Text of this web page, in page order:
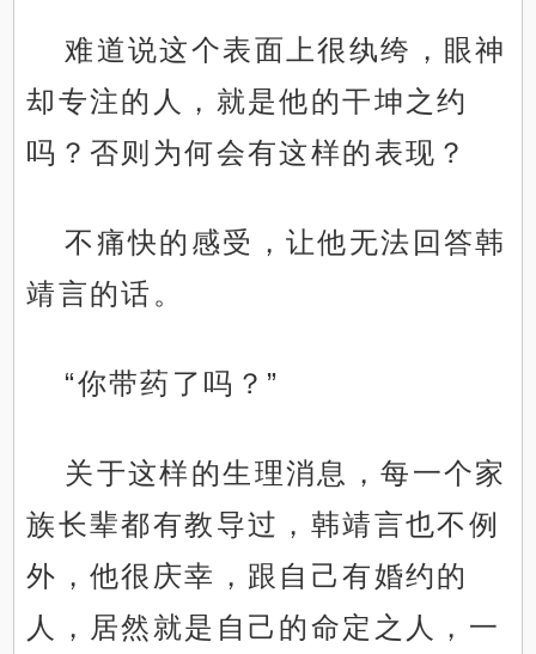
难道说这个表面上很纨绔，眼神
却专注的人，就是他的干坤之约
吗？否则为何会有这样的表现？
不痛快的感受，让他无法回答韩
靖言的话。
“你带药了吗？”
关于这样的生理消息，每一个家
族长辈都有教导过，韩靖言也不例
外，他很庆幸，跟自己有婚约的
人，居然就是自己的命定之人，一